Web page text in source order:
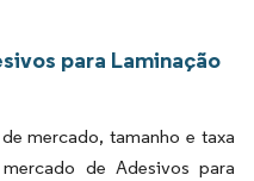
para Laminação
mercado, tamanho e taxa
de Adesivos para